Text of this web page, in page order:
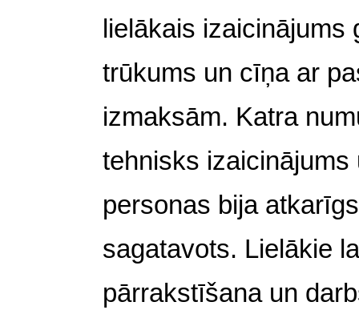
lielākais
trūkums un cīņa ar
izmaksām. Katra
tehnisks
personas bija
sagatavots. Lielākie
pārrakstīšana un